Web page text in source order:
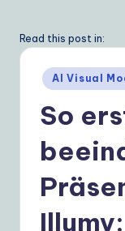
o
G
Read this post in:
Posted
in
AI Visual
So